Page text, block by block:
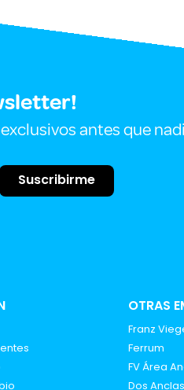
antes que
Suscribirme
OTRAS
Franz
Ferrum
FV Área
Dos Anclas